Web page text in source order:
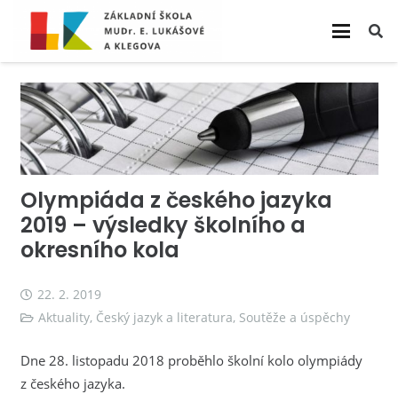
Olympiáda z českého jazyka
2019 – výsledky školního a
okresního kola
22. 2. 2019
Aktuality, Český jazyk a literatura, Soutěže a úspěchy
Dne 28. listopadu 2018 proběhlo školní kolo olympiády
z českého jazyka.